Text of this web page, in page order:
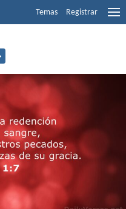
Temas Registrar